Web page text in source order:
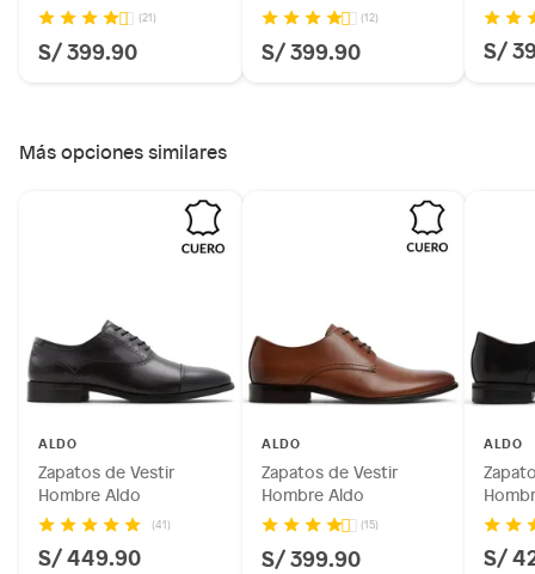
(21)
S/ 399.90
(12)
S/ 399.90 S/
Más opciones similares
ALDO
Zapatos de Vestir
Hombre Aldo
(41)
S/ 449.90
ALDO
Zapatos de Vestir
Hombre Aldo
(15)
S/ 399.90
ALDO
S/